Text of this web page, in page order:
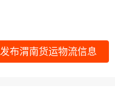
发布渭南货运物流信息